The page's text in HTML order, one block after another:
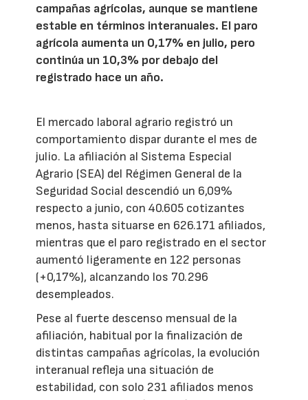
campañas agrícolas, aunque se mantiene
estable en términos interanuales. El paro
agrícola aumenta un 0,17% en julio, pero
continúa un 10,3% por debajo del
registrado hace un año.
El mercado laboral agrario registró un
comportamiento dispar durante el mes de
julio. La afiliación al Sistema Especial
Agrario (SEA) del Régimen General de la
Seguridad Social descendió un 6,09%
respecto a junio, con 40.605 cotizantes
menos, hasta situarse en 626.171 afiliados,
mientras que el paro registrado en el sector
aumentó ligeramente en 122 personas
(+0,17%), alcanzando los 70.296
desempleados.
Pese al fuerte descenso mensual de la
afiliación, habitual por la finalización de
distintas campañas agrícolas, la evolución
interanual refleja una situación de
estabilidad, con solo 231 afiliados menos